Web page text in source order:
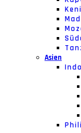
Asien